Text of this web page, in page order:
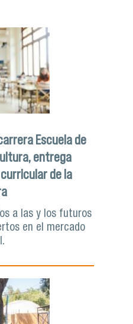
Escuela de
entrega
de la
a las y los futuros
en el mercado